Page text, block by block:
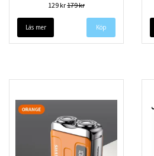
129 kr179 kr
Läs mer